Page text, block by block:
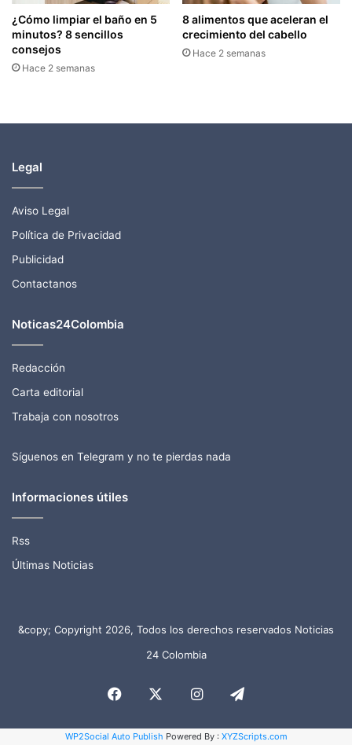
¿Cómo limpiar el baño en 5
minutos? 8 sencillos
consejos
Hace 2 semanas
8 alimentos que aceleran el
crecimiento del cabello
Hace 2 semanas
Legal
Aviso Legal
Política de Privacidad
Publicidad
Contactanos
Noticas24Colombia
Redacción
Carta editorial
Trabaja con nosotros
Síguenos en Telegram y no te pierdas nada
Informaciones útiles
Rss
Últimas Noticias
&copy; Copyright 2026, Todos los derechos reservados Noticias
24 Colombia
Facebook InstagramTelegram
WP2Social Auto Publish Powered By : XYZScripts.com